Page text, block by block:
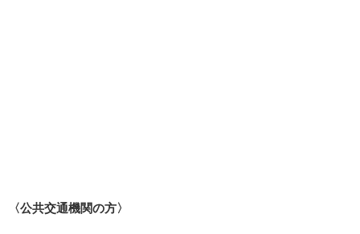
〈公共交通機関の方〉